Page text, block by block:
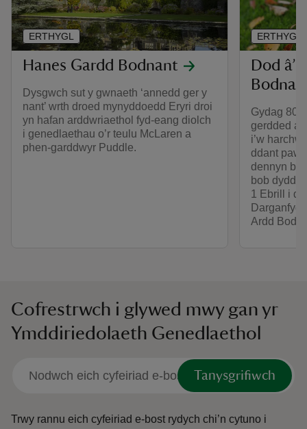
Hanes Gardd Bodnant
Dysgwch sut y gwnaeth ‘annedd ger y
nant’ wrth droed mynyddoedd Eryri droi
yn hafan arddwriaethol fyd-eang diolch
i genedlaethau o’r teulu McLaren a
phen-garddwyr Puddle.
ERTHYGL
Dod
Gydag 80
gerdded at
i’w
ddant
dennyn
bob dydd
1 Ebrill i
Ardd
ERTHYGL
Cofrestrwch i glywed mwy gan yr
Ymddiriedolaeth Genedlaethol
Tanysgrifiwch
Trwy rannu eich cyfeiriad e-bost rydych chi’n cytuno i